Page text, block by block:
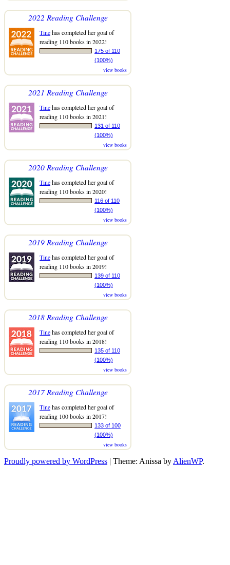
2022 Reading Challenge
Tinehas completed her goal of
reading 110 books in 2022!
175 of 110
(100%)
view books
2021 Reading Challenge
Tinehas completed her goal of
reading 110 books in 2021!
131 of 110
(100%)
view books
2020 Reading Challenge
Tinehas completed her goal of
reading 110 books in 2020!
116 of 110
(100%)
view books
2019 Reading Challenge
Tinehas completed her goal of
reading 110 books in 2019!
139 of 110
(100%)
view books
2018 Reading Challenge
Tinehas completed her goal of
reading 110 books in 2018!
135 of 110
(100%)
view books
2017 Reading Challenge
Tinehas completed her goal of
reading 100 books in 2017!
133 of 100
(100%)
view books
Proudly powered by WordPress | Theme: Anissa by AlienWP.